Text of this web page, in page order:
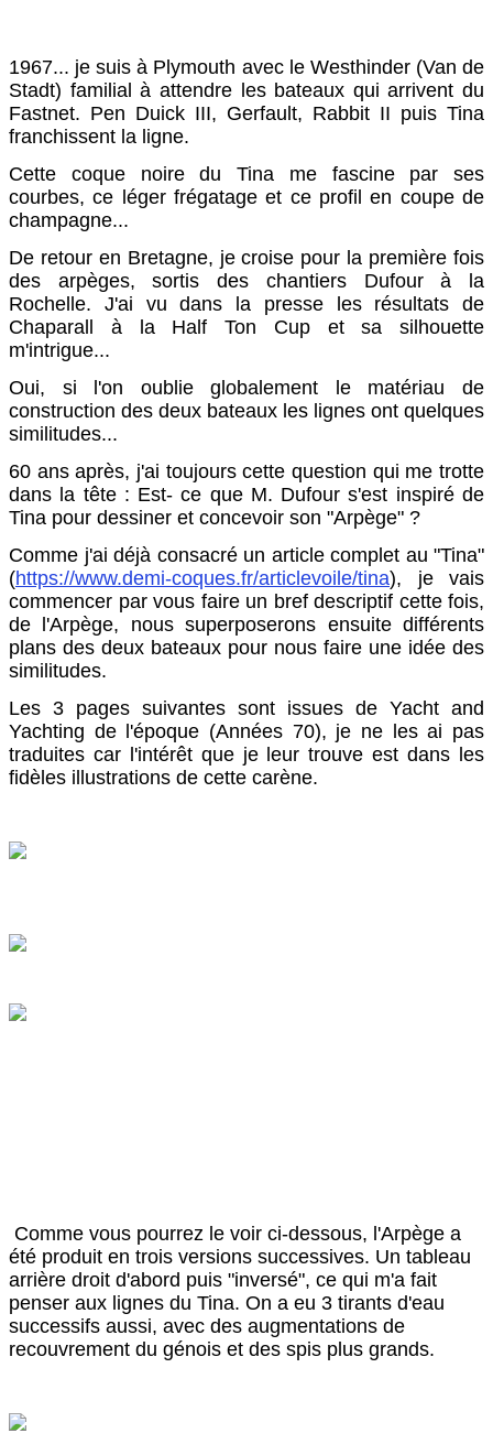
1967... je suis à Plymouth avec le Westhinder (Van de
Stadt) familial à attendre les bateaux qui arrivent du
Fastnet. Pen Duick III, Gerfault, Rabbit II puis Tina
franchissent la ligne.
Cette coque noire du Tina me fascine par ses
courbes, ce léger frégatage et ce profil en coupe de
champagne...
De retour en Bretagne, je croise pour la première fois
des arpèges, sortis des chantiers Dufour à la
Rochelle. J'ai vu dans la presse les résultats de
Chaparall à la Half Ton Cup et sa silhouette
m'intrigue...
Oui, si l'on oublie globalement le matériau de
construction des deux bateaux les lignes ont quelques
similitudes...
60 ans après, j'ai toujours cette question qui me trotte
dans la tête : Est- ce que M. Dufour s'est inspiré de
Tina pour dessiner et concevoir son "Arpège" ?
Comme j'ai déjà consacré un article complet au "Tina"
(https://www.demi-coques.fr/articlevoile/tina), je vais
commencer par vous faire un bref descriptif cette fois,
de l'Arpège, nous superposerons ensuite différents
plans des deux bateaux pour nous faire une idée des
similitudes.
Les 3 pages suivantes sont issues de Yacht and
Yachting de l'époque (Années 70), je ne les ai pas
traduites car l'intérêt que je leur trouve est dans les
fidèles illustrations de cette carène.
Comme vous pourrez le voir ci-dessous, l'Arpège a
été produit en trois versions successives. Un tableau
arrière droit d'abord puis "inversé", ce qui m'a fait
penser aux lignes du Tina. On a eu 3 tirants d'eau
successifs aussi, avec des augmentations de
recouvrement du génois et des spis plus grands.